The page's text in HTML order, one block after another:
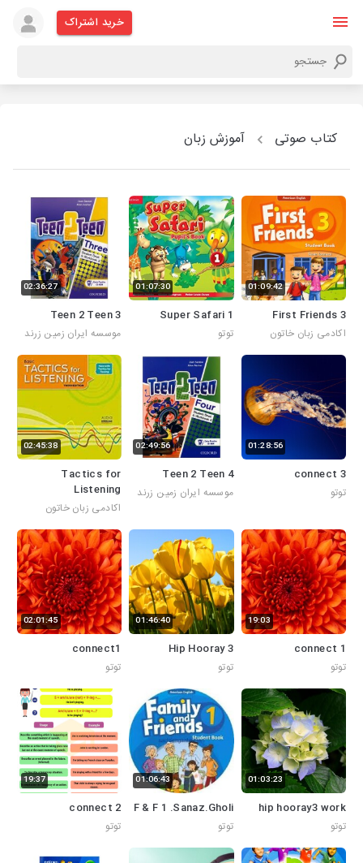
خرید اشتراک
کتاب صوتی آموزش زبان
01:09:42
First Friends 3
اکادمی زبان خاتون
01:07:30
Super Safari 1
توتو
02:36:27
Teen 2 Teen 3
موسسه ایران زمین زرند
01:28:56
connect 3
توتو
02:49:56
Teen 2 Teen 4
موسسه ایران زمین زرند
02:45:38
Tactics for
Listening
اکادمی زبان خاتون
19:03
connect 1
توتو
01:46:40
Hip Hooray 3
توتو
02:01:45
connect1
توتو
01:03:23
hip hooray3 work
توتو
01:06:43
F & F 1 .Sanaz.Gholi
توتو
19:37
connect 2
توتو